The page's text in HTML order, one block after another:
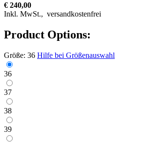
€ 240,00
Inkl. MwSt., versandkostenfrei
Product Options:
Größe: 36 Hilfe bei Größenauswahl
36
37
38
39